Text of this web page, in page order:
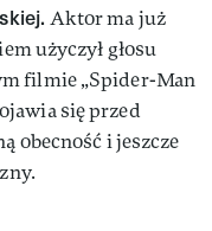
Aktor ma już
użyczył głosu
filmie „Spider-Man
się przed
obecność i jeszcze